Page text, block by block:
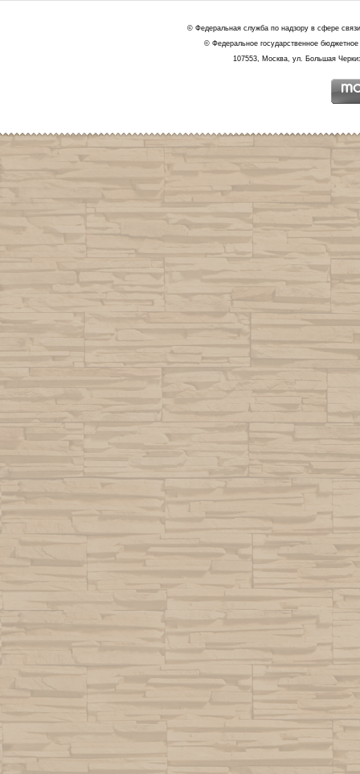
© Федеральная служба по надзору в сфере
© Федеральное государственное
107553, Москва, ул. Большая